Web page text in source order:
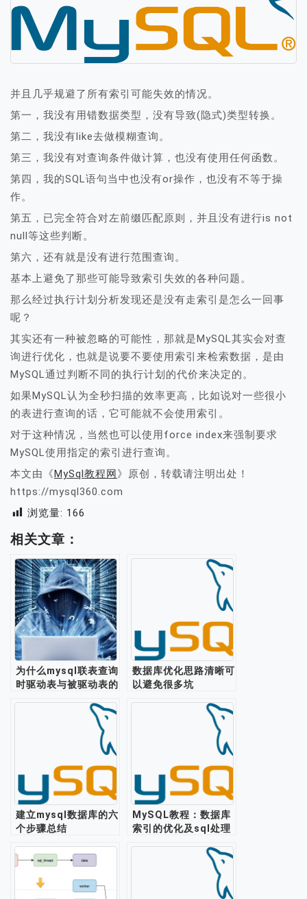
并且几乎规避了所有索引可能失效的情况。
第一，我没有用错数据类型，没有导致(隐式)类型转换。
第二，我没有like去做模糊查询。
第三，我没有对查询条件做计算，也没有使用任何函数。
第四，我的SQL语句当中也没有or操作，也没有不等于操
作。
第五，已完全符合对左前缀匹配原则，并且没有进行is not
null等这些判断。
第六，还有就是没有进行范围查询。
基本上避免了那些可能导致索引失效的各种问题。
那么经过执行计划分析发现还是没有走索引是怎么一回事
呢？
其实还有一种被忽略的可能性，那就是MySQL其实会对查
询进行优化，也就是说要不要使用索引来检索数据，是由
MySQL通过判断不同的执行计划的代价来决定的。
如果MySQL认为全秒扫描的效率更高，比如说对一些很小
的表进行查询的话，它可能就不会使用索引。
对于这种情况，当然也可以使用force index来强制要求
MySQL使用指定的索引进行查询。
本文由《MySql教程网》原创，转载请注明出处！
https://mysql360.com
浏览量: 166
相关文章：
为什么mysql联表查询
时驱动表与被驱动表的
数据库优化思路清晰可
以避免很多坑
建立mysql数据库的六
个步骤总结
MySQL教程：数据库
索引的优化及sql处理